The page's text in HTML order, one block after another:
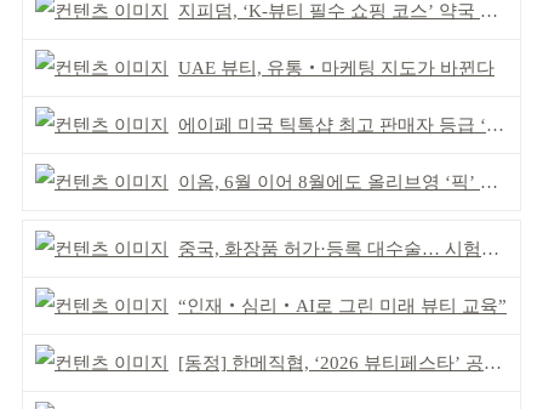
지피덤, ‘K-뷰티 필수 쇼핑 코스’ 약국 공략
UAE 뷰티, 유통‧마케팅 지도가 바뀐다
에이페 미국 틱톡샵 최고 판매자 등급 ‘Tier 5’ 달성
이옴, 6월 이어 8월에도 올리브영 ‘픽’ 선정
중국, 화장품 허가·등록 대수술… 시험자료 공용 허용
“인재‧심리‧AI로 그린 미래 뷰티 교육”
[동정] 한메직협, ‘2026 뷰티페스타’ 공동 주최